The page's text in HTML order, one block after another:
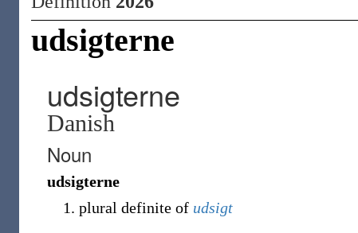
udsigterne
udsigterne
Danish
Noun
udsigterne
plural definite of udsigt